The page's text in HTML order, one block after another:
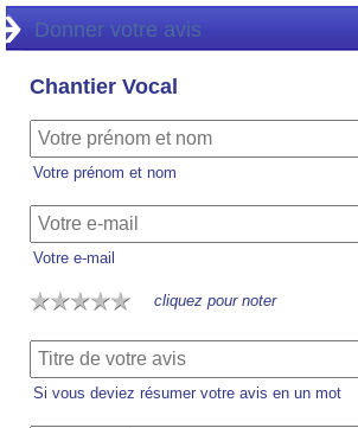
Donner votre avis
Chantier Vocal
Votre prénom et nom
Votre e-mail
cliquez pour noter
Si vous deviez résumer votre avis en un mot